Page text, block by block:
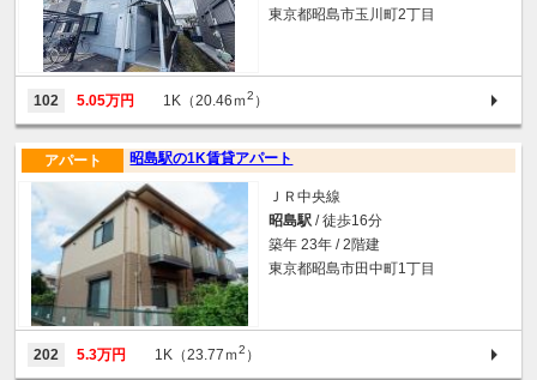
東京都昭島市玉川町2丁目
102 5.05万円 1K（20.46ｍ2 ）
昭島駅の1K賃貸アパート
アパート
ＪＲ中央線
昭島駅 / 徒歩16分
築年 23年 / 2階建
東京都昭島市田中町1丁目
202 5.3万円 1K（23.77ｍ2 ）